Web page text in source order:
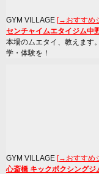
GYM VILLAGE [→おすすめ
センチャイムエタイジム中
本場のムエタイ、教えます
学・体験を！
GYM VILLAGE [→おすすめ
心斎橋 キックボクシングジ